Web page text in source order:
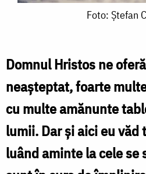
Foto: Ștefan
Domnul Hristos ne
neașteptat, foarte
cu multe amănunte
lumii. Dar și aici eu văd
luând aminte la cele